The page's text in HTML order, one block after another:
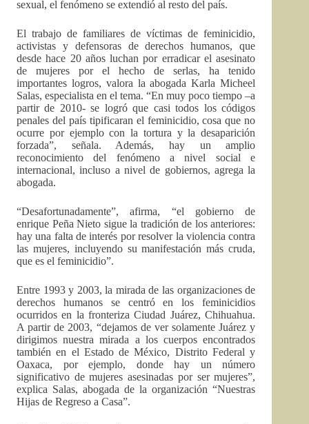
sexual, el fenómeno se extendió al resto del país.
El trabajo de familiares de víctimas de feminicidio,
activistas y defensoras de derechos humanos, que
desde hace 20 años luchan por erradicar el asesinato
de mujeres por el hecho de serlas, ha tenido
importantes logros, valora la abogada Karla Micheel
Salas, especialista en el tema. “En muy poco tiempo –a
partir de 2010- se logró que casi todos los códigos
penales del país tipificaran el feminicidio, cosa que no
ocurre por ejemplo con la tortura y la desaparición
forzada”, señala. Además, hay un amplio
reconocimiento del fenómeno a nivel social e
internacional, incluso a nivel de gobiernos, agrega la
abogada.
“Desafortunadamente”, afirma, “el gobierno de
enrique Peña Nieto sigue la tradición de los anteriores:
hay una falta de interés por resolver la violencia contra
las mujeres, incluyendo su manifestación más cruda,
que es el feminicidio”.
Entre 1993 y 2003, la mirada de las organizaciones de
derechos humanos se centró en los feminicidios
ocurridos en la fronteriza Ciudad Juárez, Chihuahua.
A partir de 2003, “dejamos de ver solamente Juárez y
dirigimos nuestra mirada a los cuerpos encontrados
también en el Estado de México, Distrito Federal y
Oaxaca, por ejemplo, donde hay un número
significativo de mujeres asesinadas por ser mujeres”,
explica Salas, abogada de la organización “Nuestras
Hijas de Regreso a Casa”.